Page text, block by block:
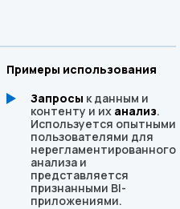
Примеры использования
Запросы к данным и
контенту и их анализ.
Используется опытными
пользователями для
нерегламентированного
анализа и
представляется
признанными BI-
приложениями.